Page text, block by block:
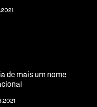
de mais um nome